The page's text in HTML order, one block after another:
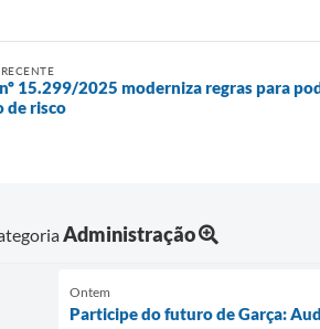
15.299/2025 moderniza regras para
de risco
Administração
Ontem
Participe do futuro de Garça: